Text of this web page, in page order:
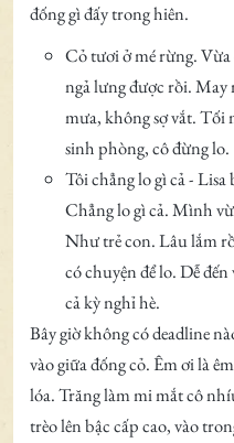
đống gì đấy trong hiên.
Cỏ tươi ở mé rừng.
ngả lưng được rồi.
mưa, không sợ vắt. Tối
sinh phòng, cô đừng lo.
Tôi chẳng lo gì cả -
Chẳng lo gì cả. Mình
Như trẻ con. Lâu lắm
có chuyện để lo. Dễ
cả kỳ nghỉ hè.
Bây giờ không có deadline
vào giữa đống cỏ. Êm ơi là
lóa. Trăng làm mi mắt cô
trèo lên bậc cấp cao, vào